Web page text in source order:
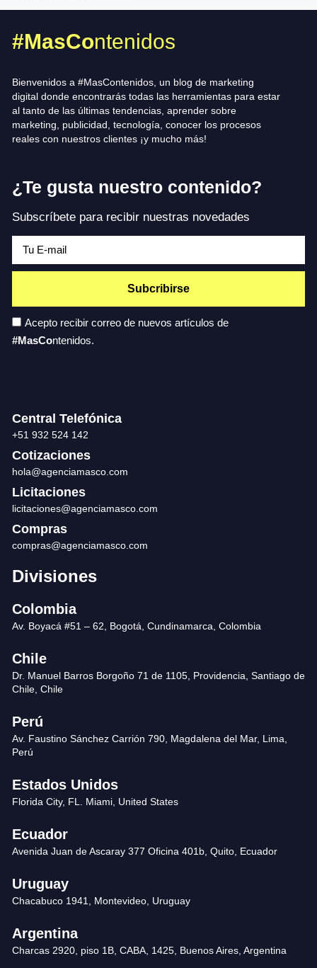
#MasContenidos
Bienvenidos a #MasContenidos, un blog de marketing
digital donde encontrarás todas las herramientas para estar
al tanto de las últimas tendencias, aprender sobre
marketing, publicidad, tecnología, conocer los procesos
reales con nuestros clientes ¡y mucho más!
¿Te gusta nuestro contenido?
Subscríbete para recibir nuestras novedades
Acepto recibir correo de nuevos artículos de
#MasContenidos.
Subcribirse
Central Telefónica
+51 932 524 142
Cotizaciones
hola@agenciamasco.com
Licitaciones
licitaciones@agenciamasco.com
Compras
compras@agenciamasco.com
Divisiones
Colombia
Av. Boyacá #51 – 62, Bogotá, Cundinamarca, Colombia
Chile
Dr. Manuel Barros Borgoño 71 de 1105, Providencia, Santiago de
Chile, Chile
Perú
Av. Faustino Sánchez Carrión 790, Magdalena del Mar, Lima,
Perú
Estados Unidos
Florida City, FL. Miami, United States
Ecuador
Avenida Juan de Ascaray 377 Oficina 401b, Quito, Ecuador
Uruguay
Chacabuco 1941, Montevideo, Uruguay
Argentina
Charcas 2920, piso 1B, CABA, 1425, Buenos Aires, Argentina